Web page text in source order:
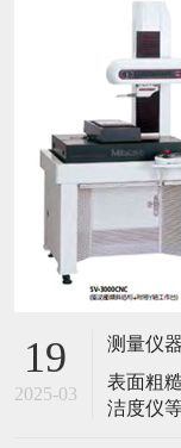
19
2025-03
表面粗
洁度仪